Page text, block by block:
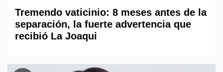
Tremendo vaticinio: 8 meses antes de la
separación, la fuerte advertencia que
recibió La Joaqui